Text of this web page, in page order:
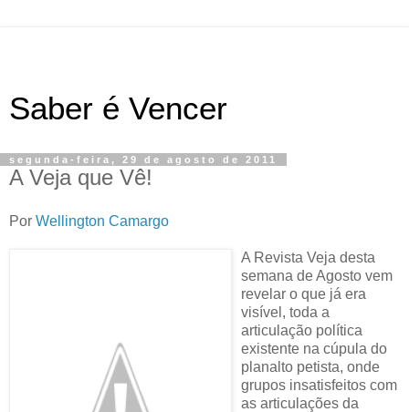
Saber é Vencer
segunda-feira, 29 de agosto de 2011
A Veja que Vê!
Por Wellington Camargo
A Revista Veja desta
semana de Agosto vem
revelar o que já era
visível, toda a
articulação política
existente na cúpula do
planalto petista, onde
grupos insatisfeitos com
as articulações da